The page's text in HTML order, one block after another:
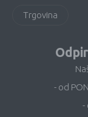
Trgovina
- od
-